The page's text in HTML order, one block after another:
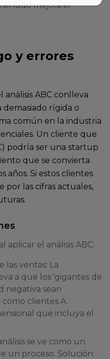
mejora el
y errores
análisis ABC conlleva
demasiado rígida o
común en la industria
Un cliente que
podría ser una startup
que se convierta
años. Si estos clientes
por las cifras actuales,
aplicar el análisis ABC:
las ventas: La
a que los 'gigantes de
negativa sean
clientes A.
que incluya el
se ve como un
un proceso. Solución: